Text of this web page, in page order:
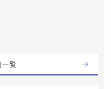
一覧